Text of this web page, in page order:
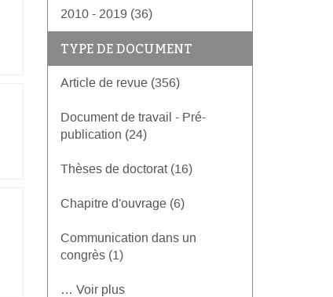
2010 - 2019 (36)
TYPE DE DOCUMENT
Article de revue (356)
Document de travail - Pré-
publication (24)
Thèses de doctorat (16)
Chapitre d'ouvrage (6)
Communication dans un
congrès (1)
… Voir plus